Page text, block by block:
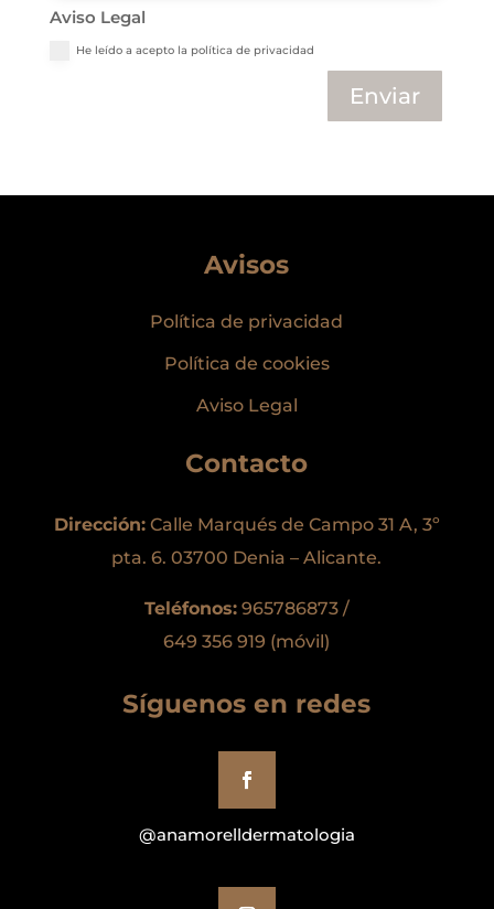
Aviso Legal
He leído a acepto la política de privacidad
Enviar
Avisos
Política de privacidad
Política de cookies
Aviso Legal
Contacto
Dirección:Calle Marqués de Campo 31 A, 3º
pta. 6. 03700 Denia – Alicante.
Teléfonos:965786873 /
649 356 919 (móvil)
Síguenos en redes
@anamorelldermatologia